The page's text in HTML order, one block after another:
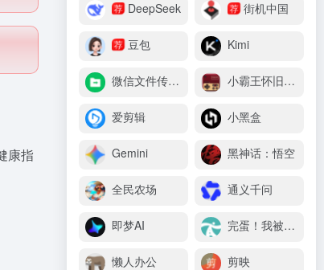
康指
荐 DeepSeek 荐 街机中国
荐 豆包 Kimi
微信文件传输助手 小霸王怀旧游戏机
爱剪辑 小黑盒
Gemini 黑神话：悟空
全民农场 通义千问
即梦AI 完蛋！我被美女包围了
懒人办公 剪映